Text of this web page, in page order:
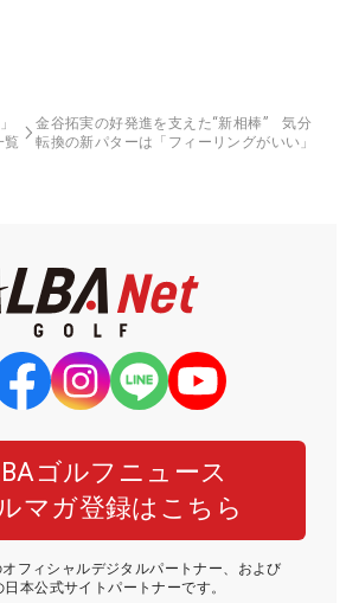
覧
金谷拓実の好発進を支えた“新相棒” 気分
転換の新パターは「フィーリングがいい」
ゴルフニュース
マガ登録はこちら
フィシャルデジタルパートナー、および
日本公式サイトパートナーです。